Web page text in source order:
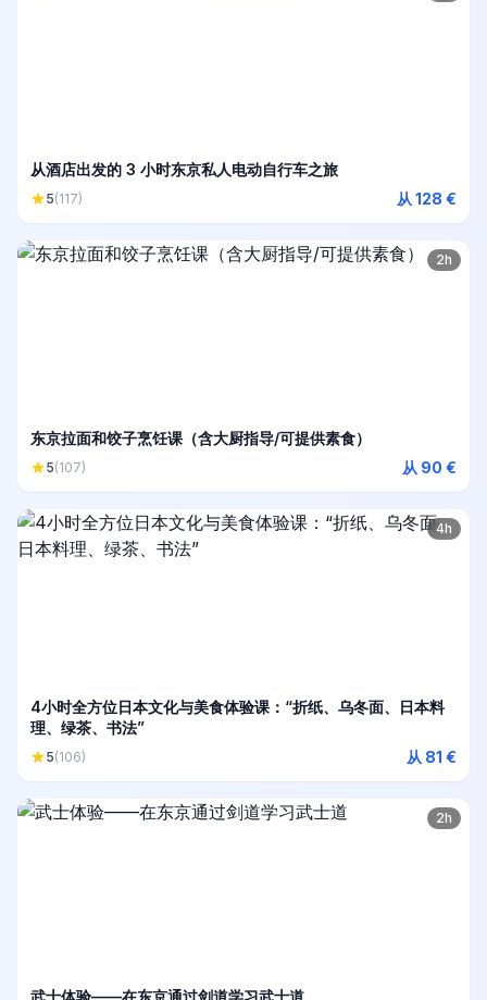
从酒店出发的 3 小时东京私人电动自行车之旅
5(117) 从 128 €
2h
东京拉面和饺子烹饪课（含大厨指导/可提供素食）
5(107) 从 90 €
4h
4小时全方位日本文化与美食体验课：“折纸、乌冬面、日本料
理、绿茶、书法”
5(106) 从 81 €
2h
武士体验——在东京通过剑道学习武士道